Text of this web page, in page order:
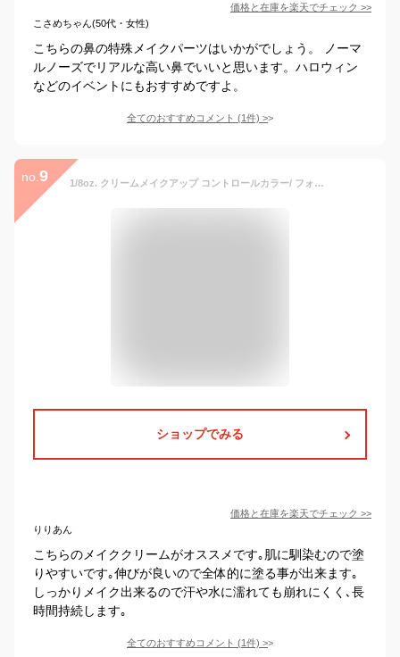
価格と在庫を楽天でチェック >>
こさめちゃん(50代・女性)
こちらの鼻の特殊メイクパーツはいかがでしょう。 ノーマ
ルノーズでリアルな高い鼻でいいと思います。ハロウィン
などのイベントにもおすすめですよ。
全てのおすすめコメント (1件) >
no. 9 1/8oz. クリームメイクアップ コントロールカラー/ フォレンジックグリーン Cream Makeup, Forensic Green, (0.125oz/7g) CC048 | カラー下地 ライトグリーン 黄緑 薄緑色 ライニングカラー ドーラン フェイスペイント コスプレ しみ くま くすみ 赤み 特殊メイク 透明肌
ショップでみる
価格と在庫を楽天でチェック >>
りりあん
こちらのメイククリームがオススメです｡肌に馴染むので塗
りやすいです｡伸びが良いので全体的に塗る事が出来ます｡
しっかりメイク出来るので汗や水に濡れても崩れにくく､長
時間持続します｡
全てのおすすめコメント (1件) >